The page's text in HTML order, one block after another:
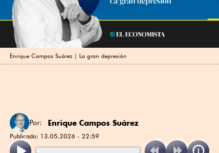
Enrique Campos Suárez | La gran depresión
Por: Enrique Campos Suárez
Publicado: 13.05.2026 - 22:59